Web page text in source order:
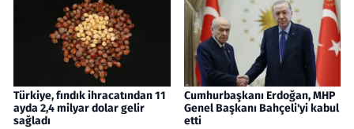
Türkiye, fındık ihracatından 11
ayda 2,4 milyar dolar gelir
sağladı
Cumhurbaşkanı Erdoğan, MHP
Genel Başkanı Bahçeli'yi kabul
etti